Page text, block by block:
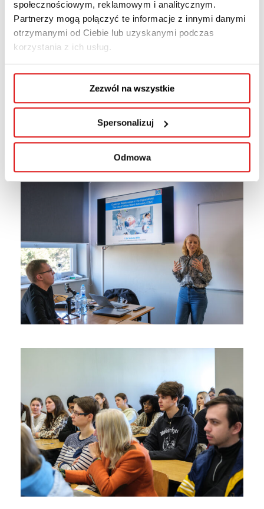
społecznościowym, reklamowym i analitycznym.
Partnerzy mogą połączyć te informacje z innymi danymi
otrzymanymi od Ciebie lub uzyskanymi podczas
korzystania z ich usług.
Zezwól na wszystkie
Spersonalizuj
Odmowa